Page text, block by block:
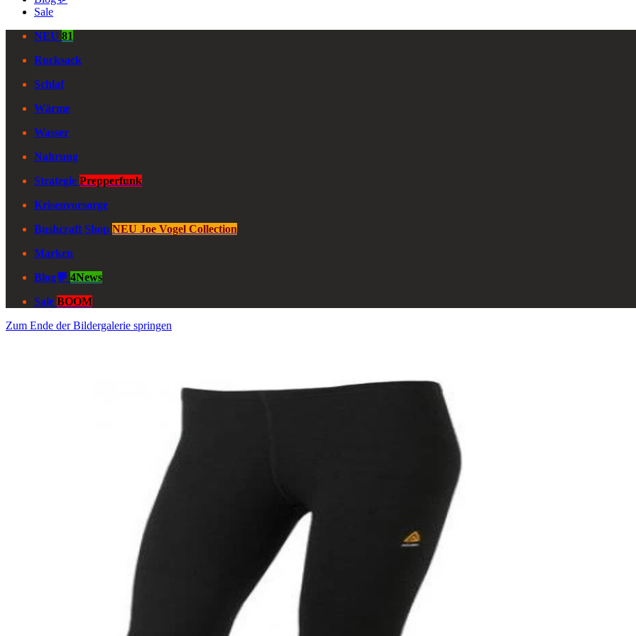
Sale
NEU 81
Rucksack
Schlaf
Wärme
Wasser
Nahrung
Strategie Prepperfunk
Krisenvorsorge
Bushcraft Shop NEU Joe Vogel Collection
Marken
Blog💬 4News
Sale BOOM
Zum Ende der Bildergalerie springen